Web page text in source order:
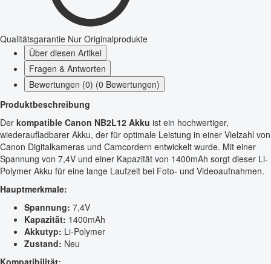
Qualitätsgarantie Nur Originalprodukte
Über diesen Artikel
Fragen & Antworten
Bewertungen (0) (0 Bewertungen)
Produktbeschreibung
Der kompatible Canon NB2L12 Akku ist ein hochwertiger,
wiederaufladbarer Akku, der für optimale Leistung in einer Vielzahl von
Canon Digitalkameras und Camcordern entwickelt wurde. Mit einer
Spannung von 7,4V und einer Kapazität von 1400mAh sorgt dieser Li-
Polymer Akku für eine lange Laufzeit bei Foto- und Videoaufnahmen.
Hauptmerkmale:
Spannung: 7,4V
Kapazität: 1400mAh
Akkutyp: Li-Polymer
Zustand: Neu
Kompatibilität: